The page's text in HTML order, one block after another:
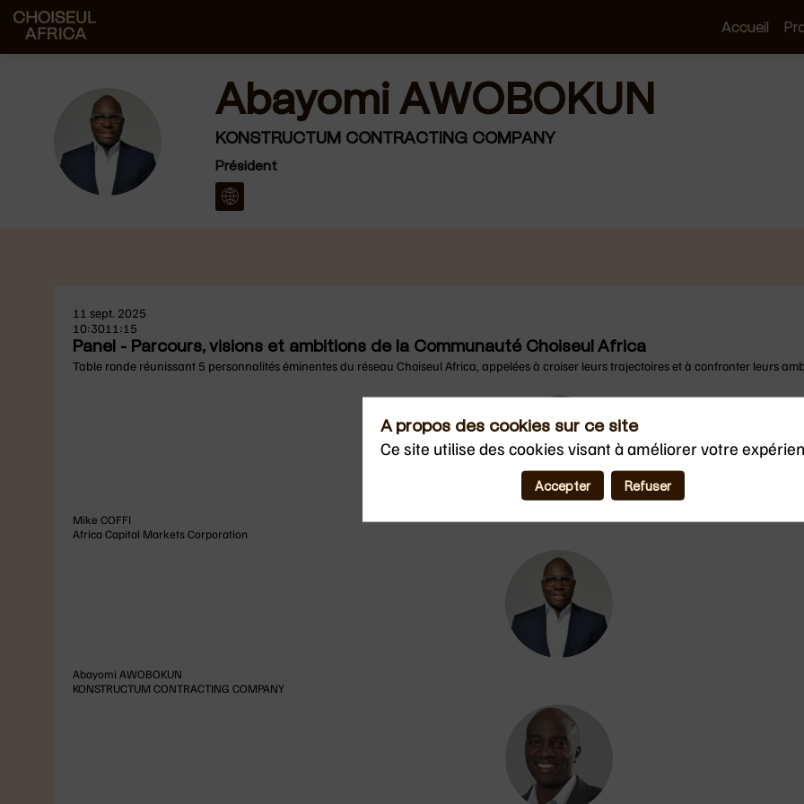
Accueil
AA
Abayomi AWOBOKUN
KONSTRUCTUM CONTRACTING COMPANY
Président
11 sept. 2025
10:3011:15
Panel - Parcours, visions et ambitions de la Communauté Choiseul Africa
Table ronde réunissant 5 personnalités éminentes du réseau Choiseul Africa, appelées à croiser leurs trajectoires et à confronter leurs
MC
Mike COFFI
Africa Capital Markets Corporation
AA
Abayomi AWOBOKUN
KONSTRUCTUM CONTRACTING COMPANY
DM
A propos des cookies sur ce site
Ce site utilise des cookies visant à améliorer votre
Accepter Refuser